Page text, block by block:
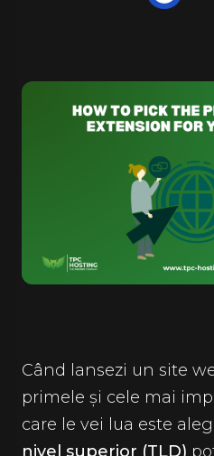
Când lansezi un site
primele și cele mai
care le vei lua este
nivel superior (TLD)